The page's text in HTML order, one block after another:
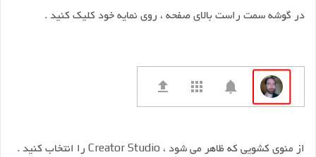
در گوشه سمت راست بالای صفحه ، روی نمایه خود کلیک کنید .
از منوی کشویی که ظاهر می شود ، Creator Studio را انتخاب کنید .